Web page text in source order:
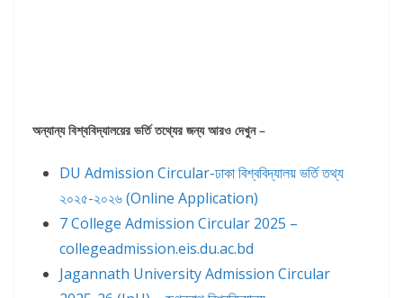
অন্যান্য বিশ্ববিদ্যালয়ের ভর্তি তথ্যের জন্য আরও দেখুন –
DU Admission Circular-ঢাকা বিশ্ববিদ্যালয় ভর্তি তথ্য
২০২৫-২০২৬ (Online Application)
7 College Admission Circular 2025 –
collegeadmission.eis.du.ac.bd
Jagannath University Admission Circular